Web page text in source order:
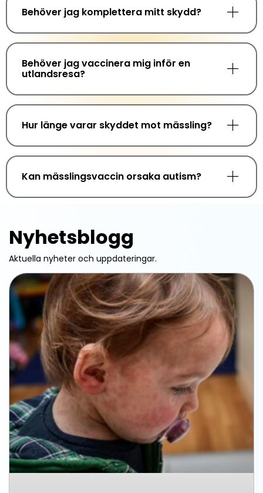
Behöver jag komplettera mitt skydd?
Behöver jag vaccinera mig inför en
utlandsresa?
Hur länge varar skyddet mot mässling?
Kan mässlingsvaccin orsaka autism?
Nyhetsblogg
Aktuella nyheter och uppdateringar.